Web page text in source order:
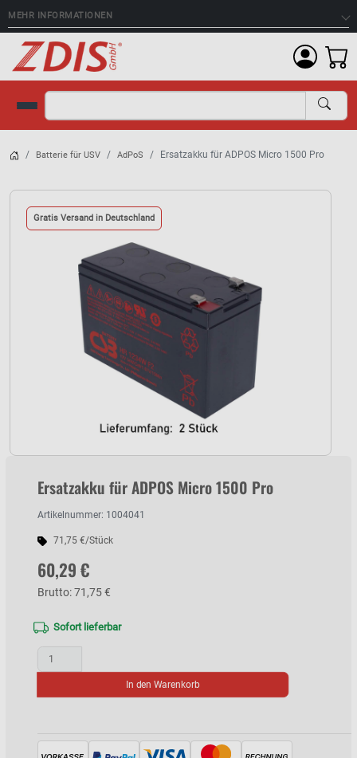
MEHR INFORMATIONEN
Suche
Batterie für USV AdPoS Ersatzakku für ADPOS Micro 1500 Pro
Gratis Versand in Deutschland
Ersatzakku für ADPOS Micro 1500 Pro
Artikelnummer: 1004041
71,75 €/Stück
60,29 €
Brutto: 71,75 €
Sofort lieferbar
In den Warenkorb